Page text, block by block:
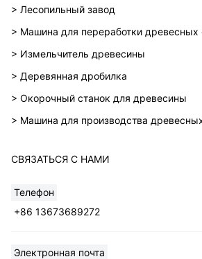
> Лесопильный завод
> Машина для переработки древесных
> Измельчитель древесины
> Деревянная дробилка
> Окорочный станок для древесины
> Машина для производства
СВЯЗАТЬСЯ С НАМИ
Телефон
+86 13673689272
Электронная почта